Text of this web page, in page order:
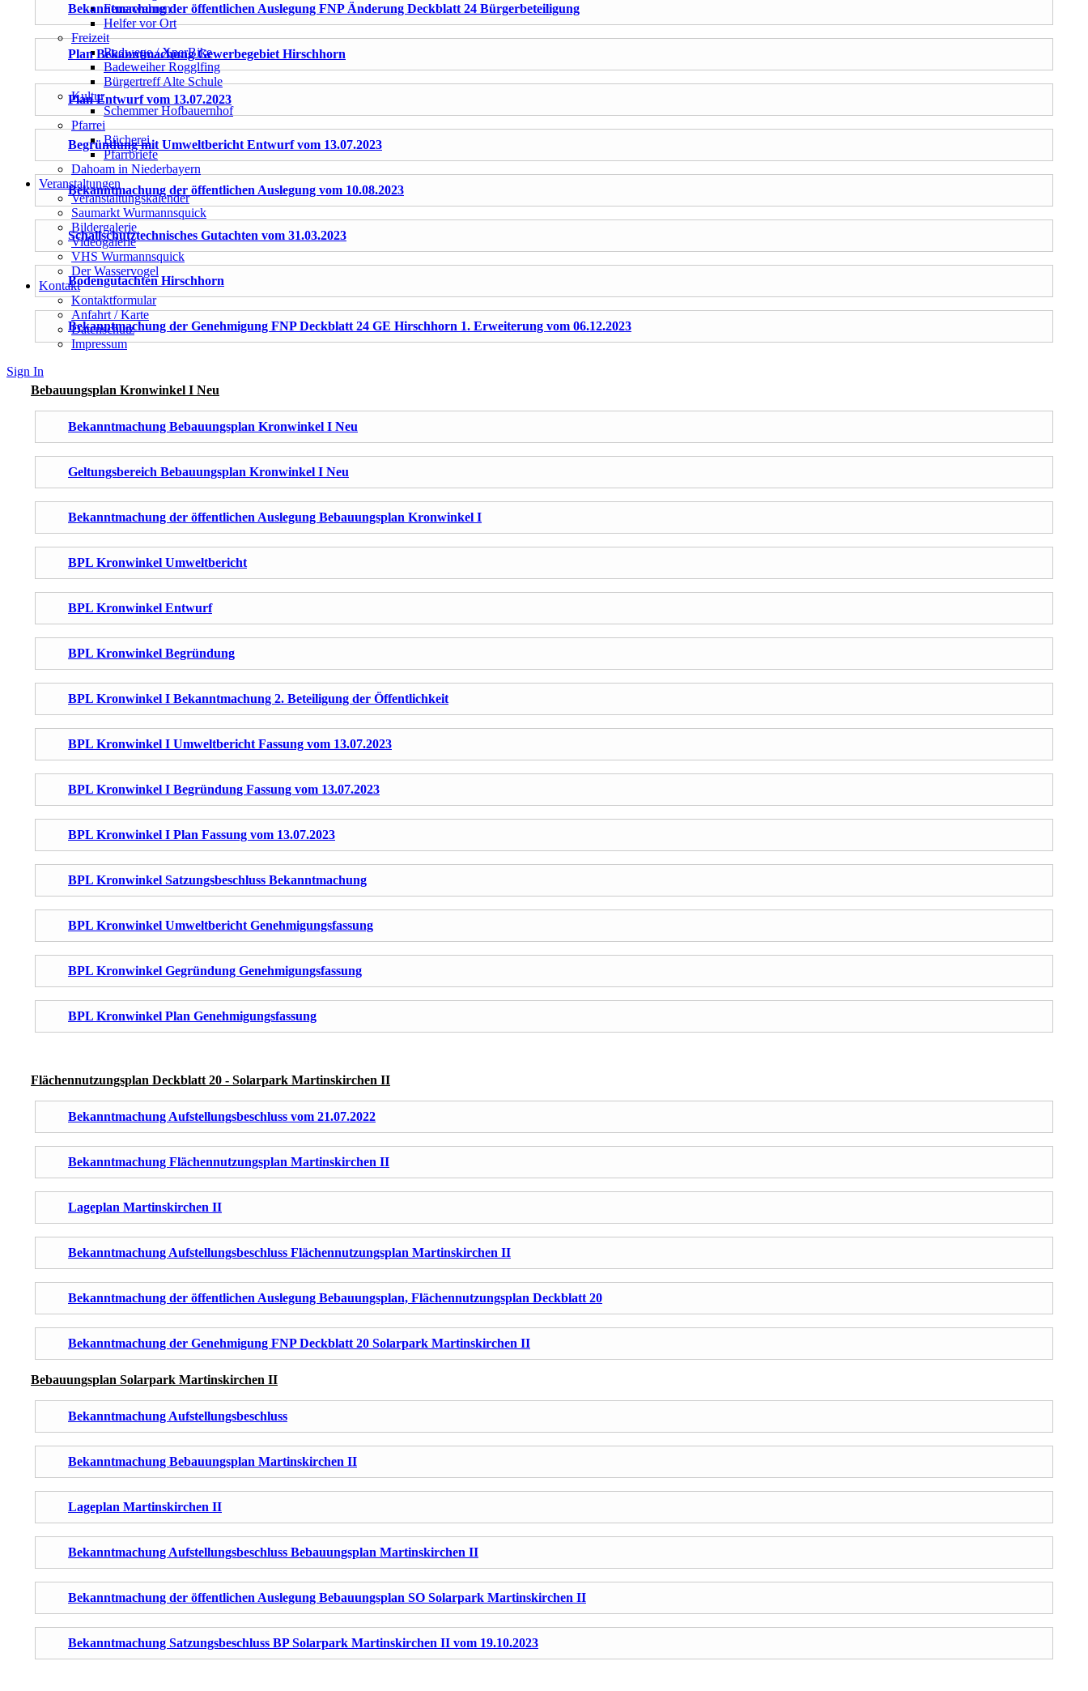
Feuerwehren
Helfer vor Ort
Freizeit
Radwege / XperBike
Badeweiher Rogglfing
Bürgertreff Alte Schule
Kultur
Schemmer Hofbauernhof
Pfarrei
Bücherei
Pfarrbriefe
Dahoam in Niederbayern
Veranstaltungen
Veranstaltungskalender
Saumarkt Wurmannsquick
Bildergalerie
Videogalerie
VHS Wurmannsquick
Der Wasservogel
Kontakt
Kontaktformular
Anfahrt / Karte
Datenschutz
Impressum
Sign In
Bekanntmachung der öffentlichen Auslegung FNP Änderung Deckblatt 24 Bürgerbeteiligung
Plan Bekanntmachung Gewerbegebiet Hirschhorn
Plan Entwurf vom 13.07.2023
Begründung mit Umweltbericht Entwurf vom 13.07.2023
Bekanntmachung der öffentlichen Auslegung vom 10.08.2023
Schallschutztechnisches Gutachten vom 31.03.2023
Bodengutachten Hirschhorn
Bekanntmachung der Genehmigung FNP Deckblatt 24 GE Hirschhorn 1. Erweiterung vom 06.12.2023
Bebauungsplan Kronwinkel I Neu
Bekanntmachung Bebauungsplan Kronwinkel I Neu
Geltungsbereich Bebauungsplan Kronwinkel I Neu
Bekanntmachung der öffentlichen Auslegung Bebauungsplan Kronwinkel I
BPL Kronwinkel Umweltbericht
BPL Kronwinkel Entwurf
BPL Kronwinkel Begründung
BPL Kronwinkel I Bekanntmachung 2. Beteiligung der Öffentlichkeit
BPL Kronwinkel I Umweltbericht Fassung vom 13.07.2023
BPL Kronwinkel I Begründung Fassung vom 13.07.2023
BPL Kronwinkel I Plan Fassung vom 13.07.2023
BPL Kronwinkel Satzungsbeschluss Bekanntmachung
BPL Kronwinkel Umweltbericht Genehmigungsfassung
BPL Kronwinkel Gegründung Genehmigungsfassung
BPL Kronwinkel Plan Genehmigungsfassung
Flächennutzungsplan Deckblatt 20 - Solarpark Martinskirchen II
Bekanntmachung Aufstellungsbeschluss vom 21.07.2022
Bekanntmachung Flächennutzungsplan Martinskirchen II
Lageplan Martinskirchen II
Bekanntmachung Aufstellungsbeschluss Flächennutzungsplan Martinskirchen II
Bekanntmachung der öffentlichen Auslegung Bebauungsplan, Flächennutzungsplan Deckblatt 20
Bekanntmachung der Genehmigung FNP Deckblatt 20 Solarpark Martinskirchen II
Bebauungsplan Solarpark Martinskirchen II
Bekanntmachung Aufstellungsbeschluss
Bekanntmachung Bebauungsplan Martinskirchen II
Lageplan Martinskirchen II
Bekanntmachung Aufstellungsbeschluss Bebauungsplan Martinskirchen II
Bekanntmachung der öffentlichen Auslegung Bebauungsplan SO Solarpark Martinskirchen II
Bekanntmachung Satzungsbeschluss BP Solarpark Martinskirchen II vom 19.10.2023